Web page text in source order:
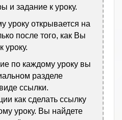
и задание к уроку.
уроку открывается на
после того, как Вы
уроку.
по каждому уроку вы
разделе
ссылки.
как сделать ссылку
уроку. Вы найдете